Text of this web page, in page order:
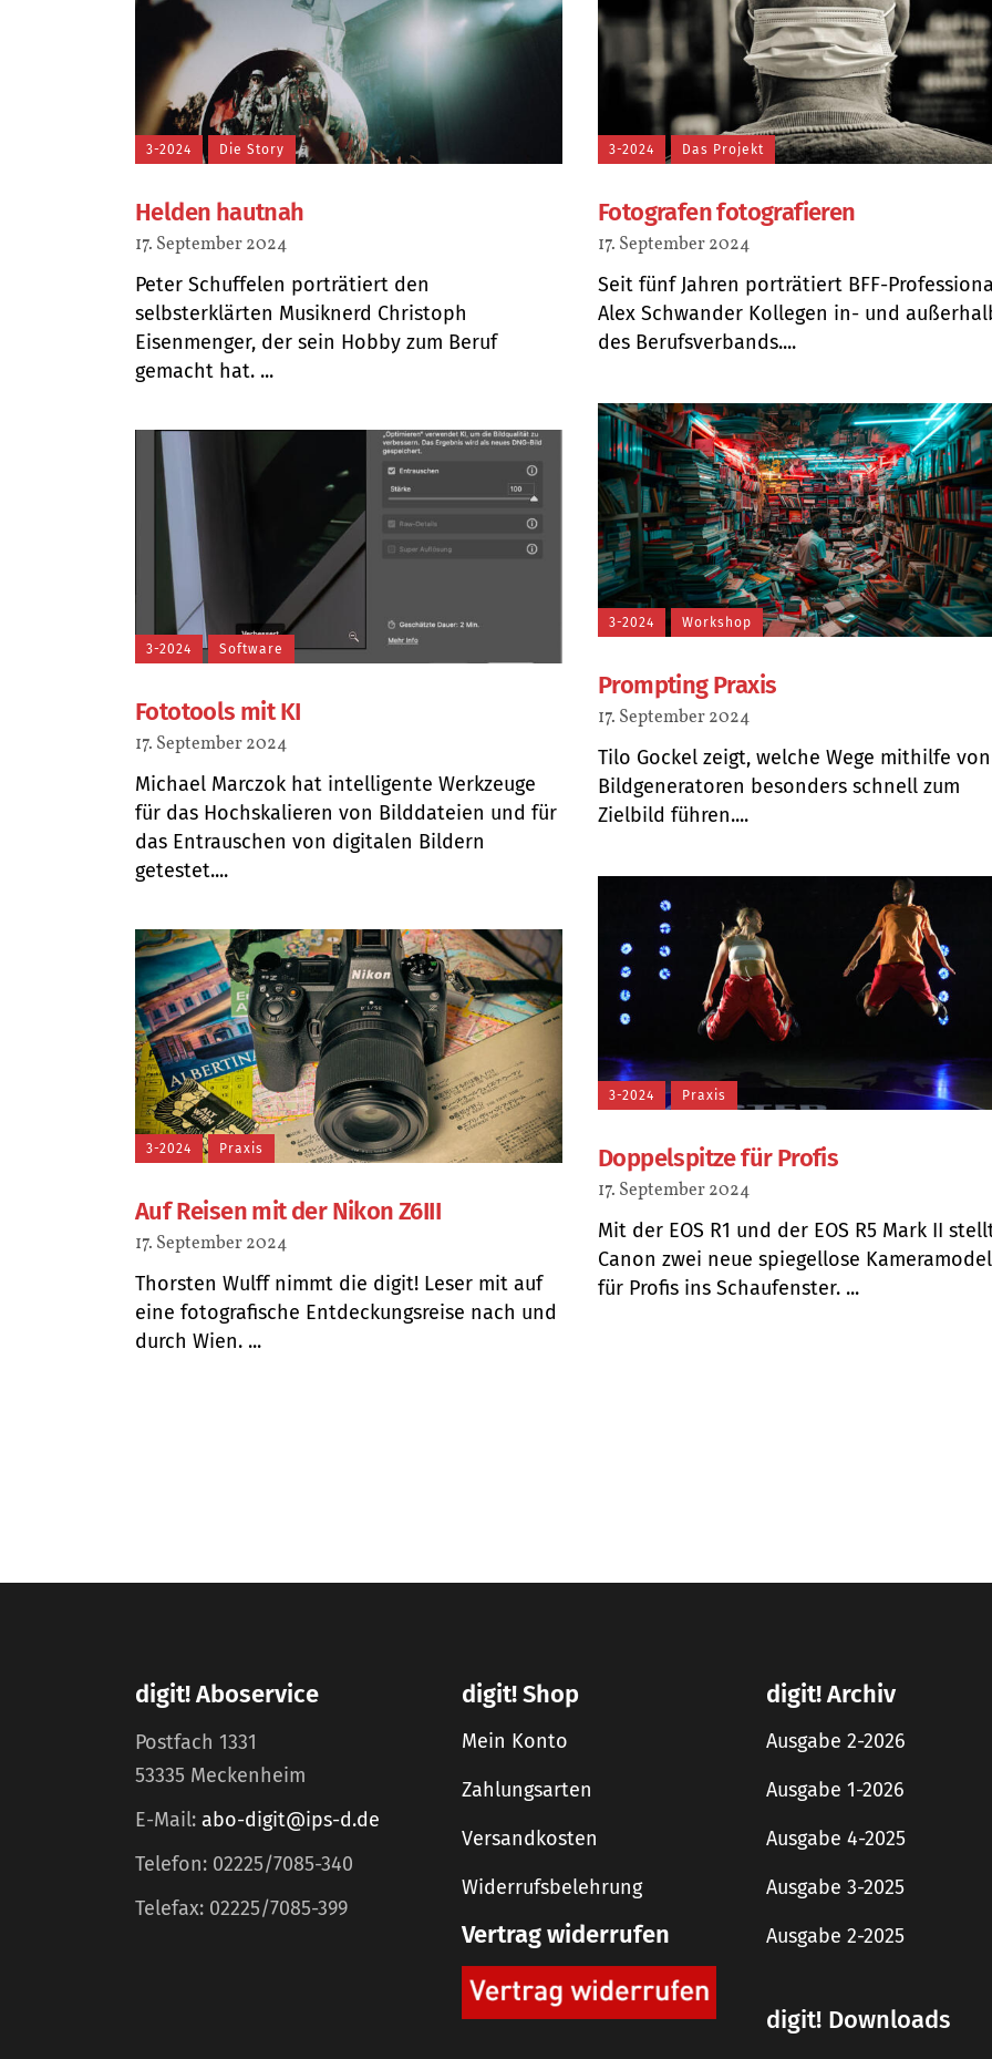
3-2024 Die Story
Helden hautnah
17. September 2024
Peter Schuffelen porträtiert den
selbsterklärten Musiknerd Christoph
Eisenmenger, der sein Hobby zum Beruf
gemacht hat. ...
3-2024 Das Projekt
Fotografen fotografieren
17. September 2024
Seit fünf Jahren porträtiert BFF-
Alex Schwander Kollegen in- und
des Berufsverbands....
3-2024 Workshop
Prompting Praxis
17. September 2024
Tilo Gockel zeigt, welche Wege mithilfe
Bildgeneratoren besonders schnell zum
Zielbild führen....
3-2024 Software
Fototools mit KI
17. September 2024
Michael Marczok hat intelligente Werkzeuge
für das Hochskalieren von Bilddateien und für
das Entrauschen von digitalen Bildern
getestet....
3-2024 Praxis
Doppelspitze für Profis
17. September 2024
Mit der EOS R1 und der EOS R5 Mark II
Canon zwei neue spiegellose
für Profis ins Schaufenster. ...
3-2024 Praxis
Auf Reisen mit der Nikon Z6III
17. September 2024
Thorsten Wulff nimmt die digit! Leser mit auf
eine fotografische Entdeckungsreise nach und
durch Wien. ...
digit! Aboservice
Postfach 1331
53335 Meckenheim
E-Mail: abo-digit@ips-d.de
Telefon: 02225/7085-340
Telefax: 02225/7085-399
digit! Shop
Mein Konto
Zahlungsarten
Versandkosten
Widerrufsbelehrung
Vertrag widerrufen
digit! Archiv
Ausgabe 2-2026
Ausgabe 1-2026
Ausgabe 4-2025
Ausgabe 3-2025
Ausgabe 2-2025
digit! Downloads